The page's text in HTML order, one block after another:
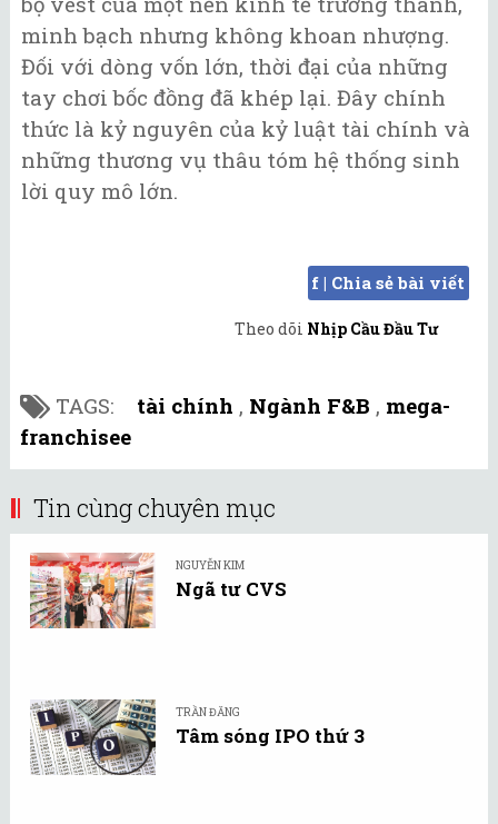
minh bạch nhưng không khoan nhượng.
Đối với dòng vốn lớn, thời đại của những
tay chơi bốc đồng đã khép lại. Đây chính
thức là kỷ nguyên của kỷ luật tài chính và
những thương vụ thâu tóm hệ thống sinh
lời quy mô lớn.
f | Chia sẻ bài viết
Theo dõi Nhịp Cầu Đầu Tư
TAGS: tài chính , Ngành F&B , mega-
franchisee
Tin cùng chuyên mục
NGUYỄN KIM
Ngã tư CVS
TRẦN ĐĂNG
Tâm sóng IPO thứ 3